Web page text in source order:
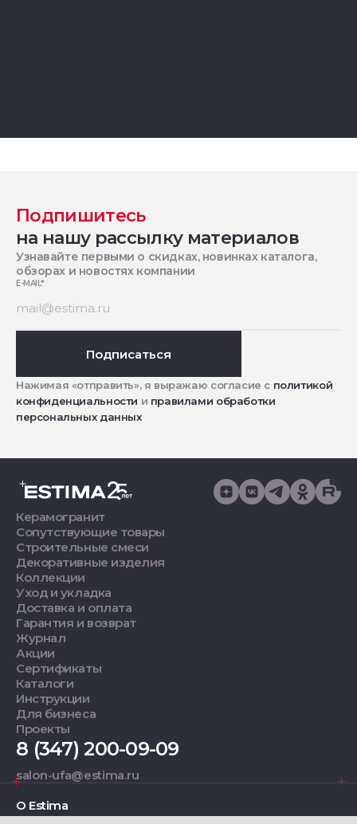
Подпишитесь
на нашу рассылку материалов
Узнавайте первыми о скидках, новинках каталога,
обзорах и новостях компании
E-MAIL*
Подписаться
Нажимая «отправить», я выражаю согласие с политикой
конфиденциальности и правилами обработки
персональных данных
Керамогранит
Сопутствующие товары
Строительные смеси
Декоративные изделия
Коллекции
Уход и укладка
Доставка и оплата
Гарантия и возврат
Журнал
Акции
Сертификаты
Каталоги
Инструкции
Для бизнеса
Проекты
8 (347) 200-09-09
salon-ufa@estima.ru
О Estima